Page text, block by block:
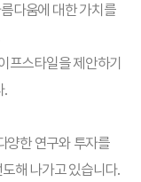
다움에 대한 가치를
프스타일을 제안하기
.
양한 연구와 투자를
해 나가고 있습니다.